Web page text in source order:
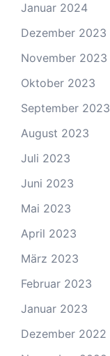
Januar 2024
Dezember 2023
November 2023
Oktober 2023
September 2023
August 2023
Juli 2023
Juni 2023
Mai 2023
April 2023
März 2023
Februar 2023
Januar 2023
Dezember 2022